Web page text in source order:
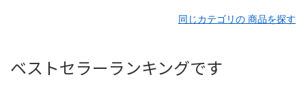
同じカテゴリの 商品を探す
ベストセラーランキングです